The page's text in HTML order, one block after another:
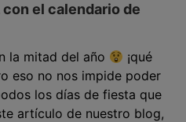
el calendario de
la mitad del año
¡qué
eso no nos impide poder
los días de fiesta que
artículo de nuestro blog,